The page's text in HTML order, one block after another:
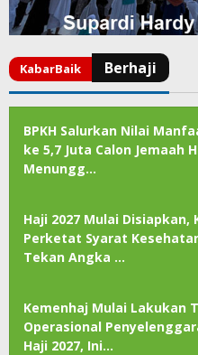
BPKH Salurkan Nilai
ke 5,7 Juta Calon Jemaah
Menungg…
Haji 2027 Mulai Disiapkan,
Perketat Syarat
Tekan Angka …
Kemenhaj Mulai Lakukan
Operasional
Haji 2027, Ini…